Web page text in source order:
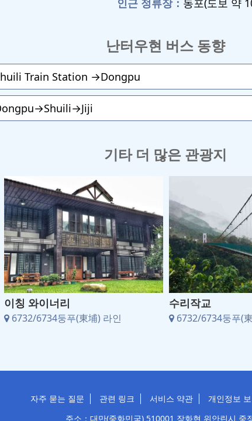
인근 정류장： 동포(도보 약
난터우현 버스 동향
Train Station →Dongpu
기타 더 많은 관광지
이칭 와이너리
6732/6734둥푸(東埔) 라인
수리작교
6732/6734둥푸(
자주 묻는 질문 관련 링크 서비스 약관 개인정보
주소：대만(중화민국) 510001 장화현 위안린시 중